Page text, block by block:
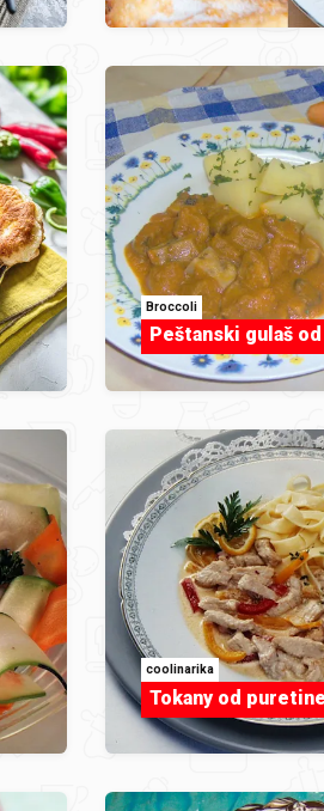
Broccoli
Peštanski gulaš
coolinarika
Tokany od puretine